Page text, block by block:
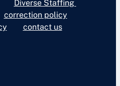
Diverse Staffing
correction policy
contact us